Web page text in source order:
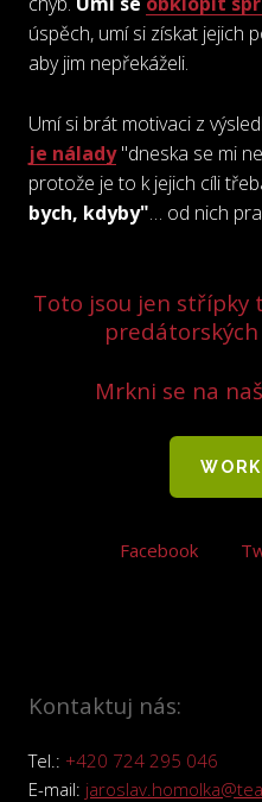
úspěch, umí si získat jejich
aby jim nepřekáželi.
Umí si brát motivaci z
je nálady"dneska se mi
protože je to k jejich cíli
bych, kdyby"… od nich
Toto jsou jen střípky
Mrkni se na
Facebook
Kontaktuj nás:
Tel.: +420 724 295 046
E-mail: